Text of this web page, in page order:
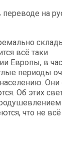
переводе на
всё таки
Европы, в
периоды
Они
Об этих
что не